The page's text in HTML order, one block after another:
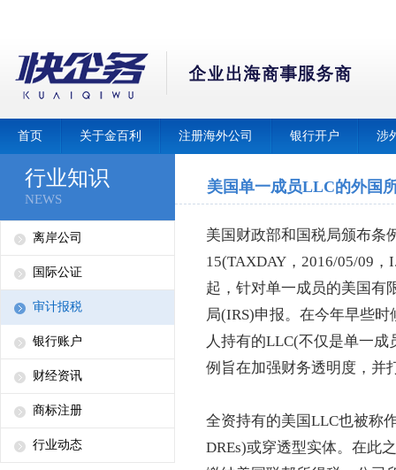
首页 关于金百利 注册海外公司 银行开户 涉
行业知识
NEWS
离岸公司
国际公证
审计报税
银行账户
财经资讯
商标注册
行业动态
美国单一成员LLC的外国
美国财政部和国税局颁布条
15(TAXDAY，2016/05/09
起，针对单一成员的美国有
局(IRS)申报。在今年早些
人持有的LLC(不仅是单一
例旨在加强财务透明度，并
全资持有的美国LLC也被称
DREs)或穿透型实体。在此